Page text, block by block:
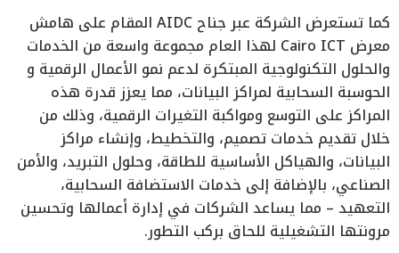
كما تستعرض الشركة عبر جناح AIDC المقام على هامش
معرض Cairo ICT لهذا العام مجموعة واسعة من الخدمات
والحلول التكنولوجية المبتكرة لدعم نمو الأعمال الرقمية و
الحوسبة السحابية لمراكز البيانات، مما يعزز قدرة هذه
المراكز على التوسع ومواكبة التغيرات الرقمية، وذلك من
خلال تقديم خدمات تصميم، والتخطيط، وإنشاء مراكز
البيانات، والهياكل الأساسية للطاقة، وحلول التبريد، والأمن
الصناعي، بالإضافة إلى خدمات الاستضافة السحابية،
التعهيد – مما يساعد الشركات في إدارة أعمالها وتحسين
مرونتها التشغيلية للحاق بركب التطور.